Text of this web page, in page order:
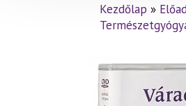
Kezdőlap »
Váradi